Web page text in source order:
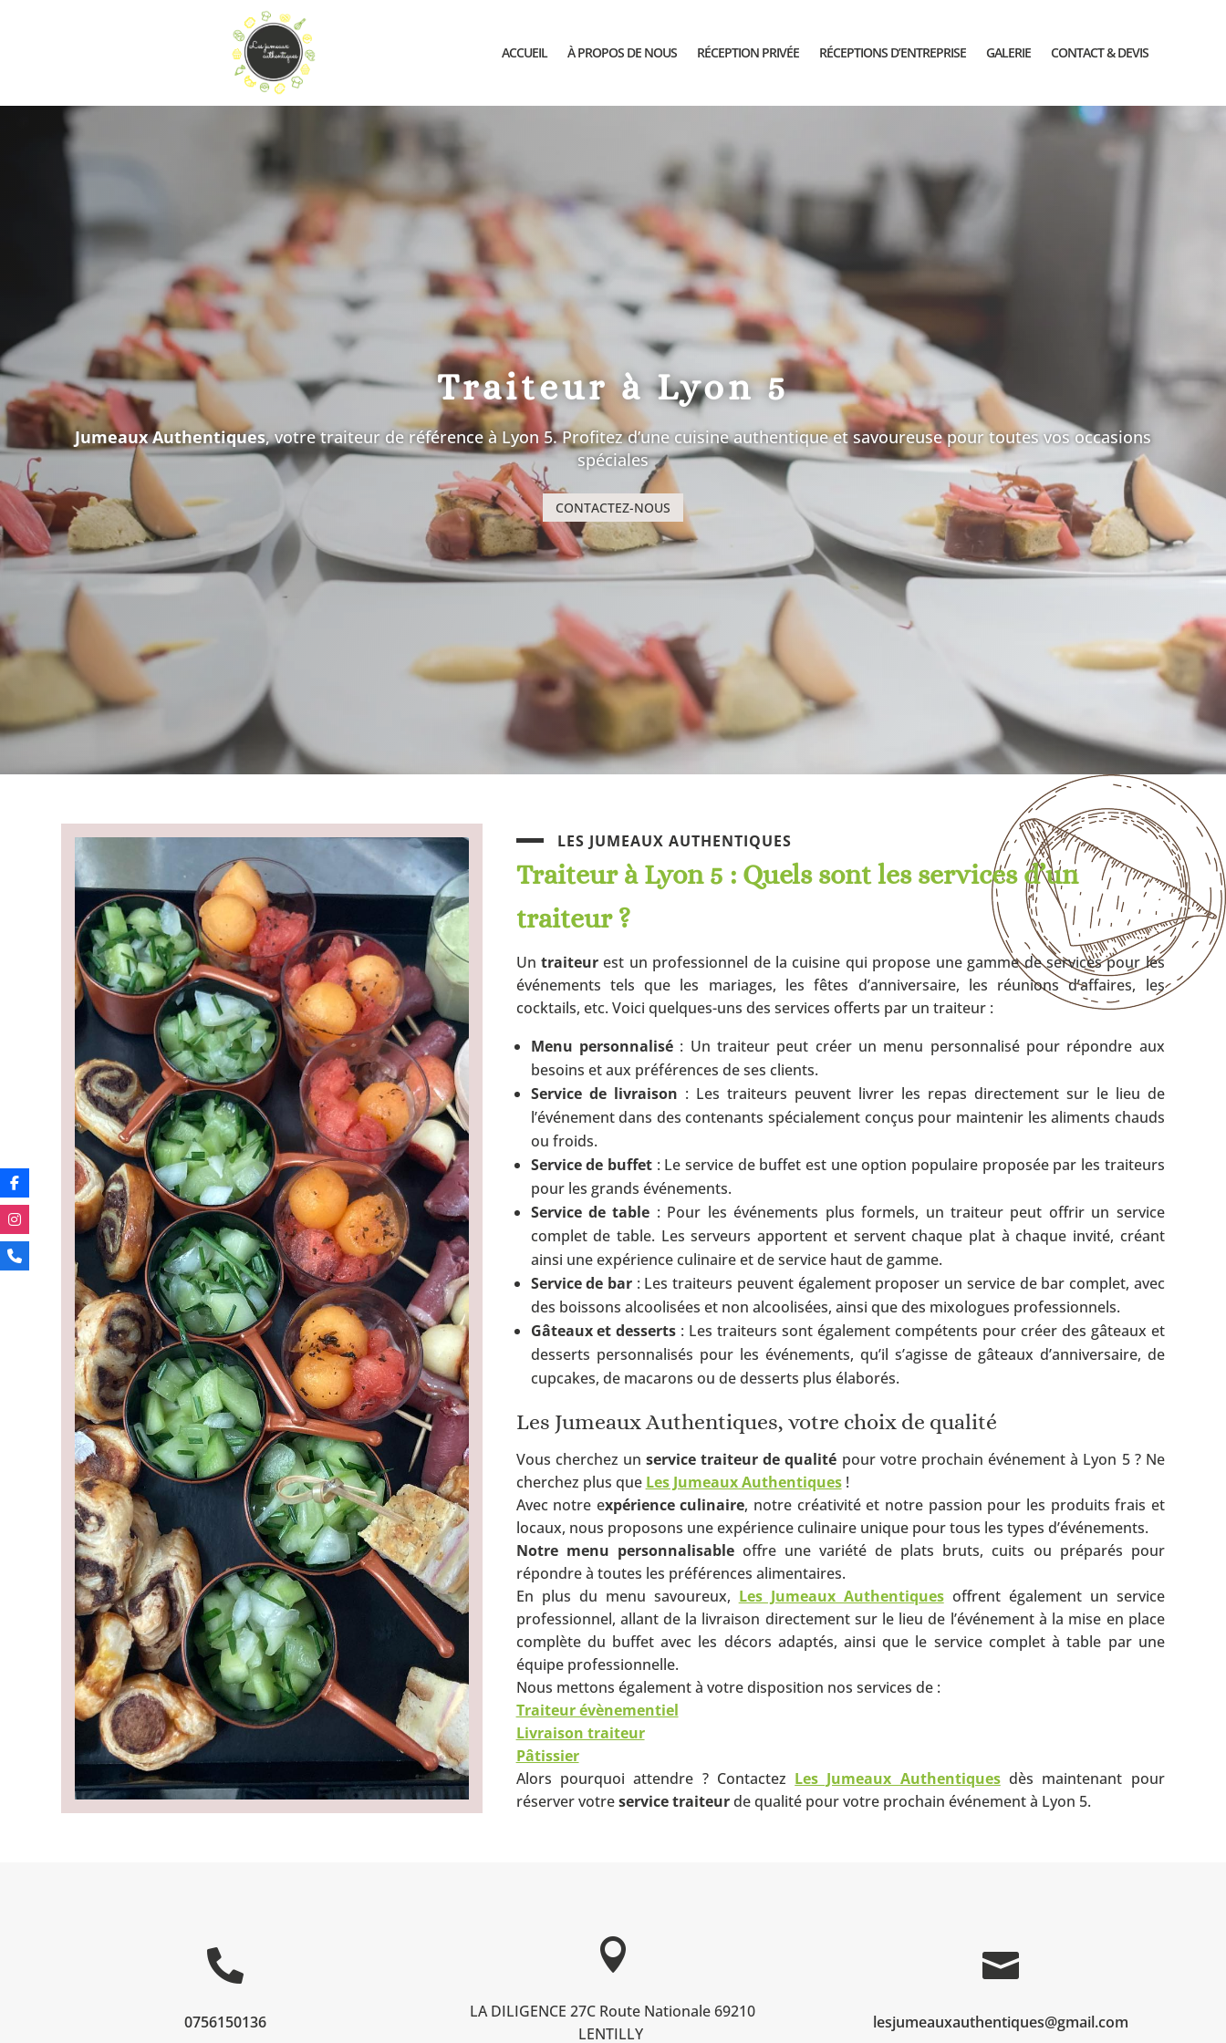
ACCUEIL À PROPOS DE NOUS RÉCEPTION PRIVÉE RÉCEPTIONS D’ENTREPRISE GALERIE CONTACT & DEVIS
Traiteur à Lyon 5
Jumeaux Authentiques, votre traiteur de référence à Lyon 5. Profitez d’une cuisine authentique et savoureuse pour toutes vos occasions
spéciales
CONTACTEZ-NOUS
LES JUMEAUX AUTHENTIQUES
Traiteur à Lyon 5 : Quels sont les services d’un
traiteur ?
Un traiteurest un professionnel de la cuisine qui propose une gamme de services pour les
événements tels que les mariages, les fêtes d’anniversaire, les réunions d’affaires, les
cocktails, etc. Voici quelques-uns des services offerts par un traiteur :
Menu personnalisé: Un traiteur peut créer un menu personnalisé pour répondre aux
besoins et aux préférences de ses clients.
Service de livraison : Les traiteurs peuvent livrer les repas directement sur le lieu de
l’événement dans des contenants spécialement conçus pour maintenir les aliments chauds
ou froids.
Service de buffet: Le service de buffet est une option populaire proposée par les traiteurs
pour les grands événements.
Service de table : Pour les événements plus formels, un traiteur peut offrir un service
complet de table. Les serveurs apportent et servent chaque plat à chaque invité, créant
ainsi une expérience culinaire et de service haut de gamme.
Service de bar : Les traiteurs peuvent également proposer un service de bar complet, avec
des boissons alcoolisées et non alcoolisées, ainsi que des mixologues professionnels.
Gâteaux et desserts : Les traiteurs sont également compétents pour créer des gâteaux et
desserts personnalisés pour les événements, qu’il s’agisse de gâteaux d’anniversaire, de
cupcakes, de macarons ou de desserts plus élaborés.
Les Jumeaux Authentiques, votre choix de qualité
Vous cherchez un service traiteur de qualité pour votre prochain événement à Lyon 5? Ne
cherchez plus que Les Jumeaux Authentiques!
Avec notre expérience culinaire, notre créativité et notre passion pour les produits frais et
locaux, nous proposons une expérience culinaire unique pour tous les types d’événements.
Notre menu personnalisableoffre une variété de plats bruts, cuits ou préparés pour
répondre à toutes les préférences alimentaires.
En plus du menu savoureux, Les Jumeaux Authentiquesoffrent également un service
professionnel, allant de la livraison directement sur le lieu de l’événement à la mise en place
complète du buffet avec les décors adaptés, ainsi que le service complet à table par une
équipe professionnelle.
Nous mettons également à votre disposition nos services de :
Traiteur évènementiel
Livraison traiteur
Pâtissier
Alors pourquoi attendre ? Contactez Les Jumeaux Authentiquesdès maintenant pour
réserver votreservice traiteurde qualité pour votre prochain événement à Lyon 5.

0756150136

LA DILIGENCE 27C Route Nationale 69210
LENTILLY

lesjumeauxauthentiques@gmail.com